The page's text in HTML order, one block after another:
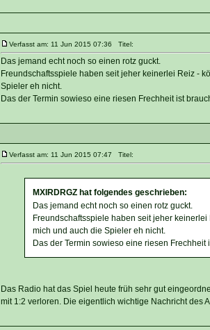
Verfasst am: 11 Jun 2015 07:36 Titel:
Das jemand echt noch so einen rotz guckt.
Freundschaftsspiele haben seit jeher keinerlei Reiz -
Spieler eh nicht.
Das der Termin sowieso eine riesen Frechheit ist
Verfasst am: 11 Jun 2015 07:47 Titel:
MXIRDRGZ hat folgendes geschrieben:
Das jemand echt noch so einen rotz guckt.
Freundschaftsspiele haben seit jeher
mich und auch die Spieler eh nicht.
Das der Termin sowieso eine riesen
Das Radio hat das Spiel heute früh sehr gut
mit 1:2 verloren. Die eigentlich wichtige Nachricht des